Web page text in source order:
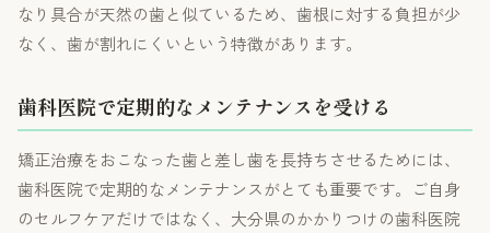
なり具合が天然の歯と似ているため、歯根に対する負担が少
なく、歯が割れにくいという特徴があります。
歯科医院で定期的なメンテナンスを受ける
矯正治療をおこなった歯と差し歯を長持ちさせるためには、
歯科医院で定期的なメンテナンスがとても重要です。ご自身
のセルフケアだけではなく、大分県のかかりつけの歯科医院